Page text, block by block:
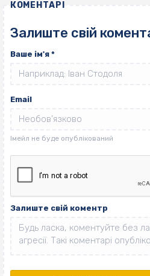
КОМЕНТАРІ
Залиште свій
Ваше ім'я *
Email
Залиште свій коментр